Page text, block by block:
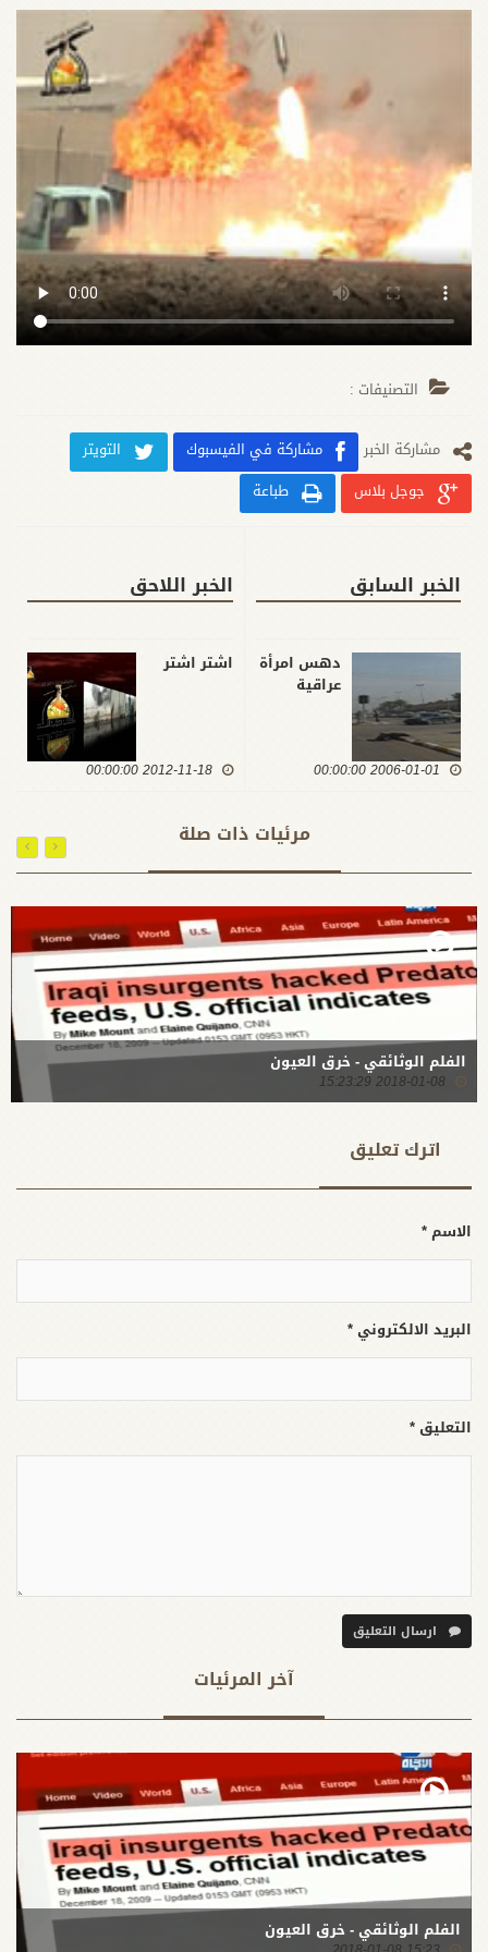
التصنيفات :
مشارکة الخبر مشاركة في الفيسبوك
التويتر
جوجل بلاس
طباعة
الخبر السابق
دهس امرأة
عراقية
2006-01-01 00:00:00
الخبر اللاحق
اشتر اشتر
2012-11-18 00:00:00
مرئيات ذات صلة
الفلم الوثائقي - خرق العيون
2018-01-08 15:23:29
اترك تعلیق
الاسم *
البريد الالكتروني *
التعليق *
ارسال التعليق
آخر المرئيات
الفلم الوثائقي - خرق العيون